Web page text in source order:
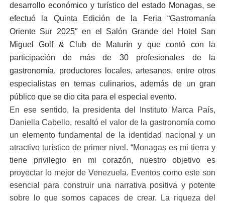
desarrollo económico y turístico del estado Monagas, se
efectuó la Quinta Edición de la Feria “Gastromanía
Oriente Sur 2025″ en el Salón Grande del Hotel San
Miguel Golf & Club de Maturín y que contó con la
participación de más de 30 profesionales de la
gastronomía, productores locales, artesanos, entre otros
especialistas en temas culinarios, además de un gran
público que se dio cita para el especial evento.
En ese sentido, la presidenta del Instituto Marca País,
Daniella Cabello, resaltó el valor de la gastronomía como
un elemento fundamental de la identidad nacional y un
atractivo turístico de primer nivel. “Monagas es mi tierra y
tiene privilegio en mi corazón, nuestro objetivo es
proyectar lo mejor de Venezuela. Eventos como este son
esencial para construir una narrativa positiva y potente
sobre lo que somos capaces de crear. La riqueza del